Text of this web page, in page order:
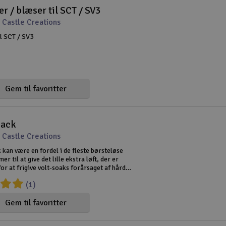
/ blæser til SCT / SV3
Creations
/ SV3
Gem til favoritter
Creations
kan være en fordel i de fleste børsteløse
til at give det lille ekstra løft, der er
at frigive volt-soaks forårsaget af hård
eller lange batterirør. Husk, at ustabile volt
Gem til favoritter
(1)